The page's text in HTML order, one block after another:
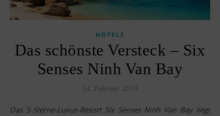
HOTELS
Das schönste Versteck – Six
Senses Ninh Van Bay
14. Februar 2019
Das 5-Sterne-Luxus-Resort Six Senses Ninh Van Bay liegt